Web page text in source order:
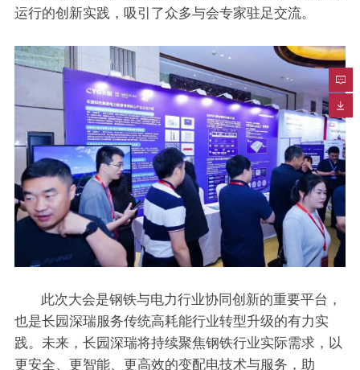
运行的创新实践，吸引了众多与会专家驻足交流。
此次大会是钢铁与电力行业协同创新的重要平台，
也是长园深瑞服务传统高耗能行业转型升级的有力实
践。未来，长园深瑞将持续聚焦钢铁行业实际需求，以
更安全、更智能、更高效的变配电技术与服务，助